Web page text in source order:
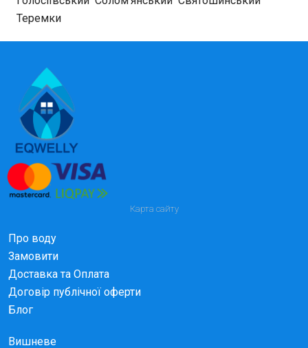
Теремки
Карта сайту
Про воду
Замовити
Доставка та Оплата
Договір публічної оферти
Блог
Вишневе